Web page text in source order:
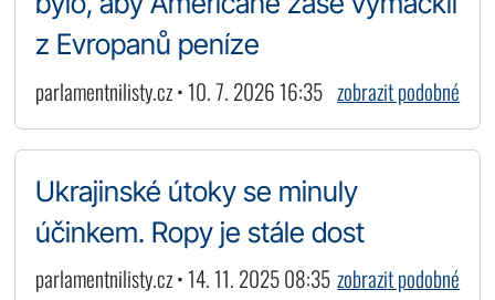
z Evropanů peníze
parlamentnilisty.cz • 10. 7. 2026 16:35 zobrazit podobné
Ukrajinské útoky se minuly
účinkem. Ropy je stále dost
parlamentnilisty.cz • 14. 11. 2025 08:35 zobrazit podobné